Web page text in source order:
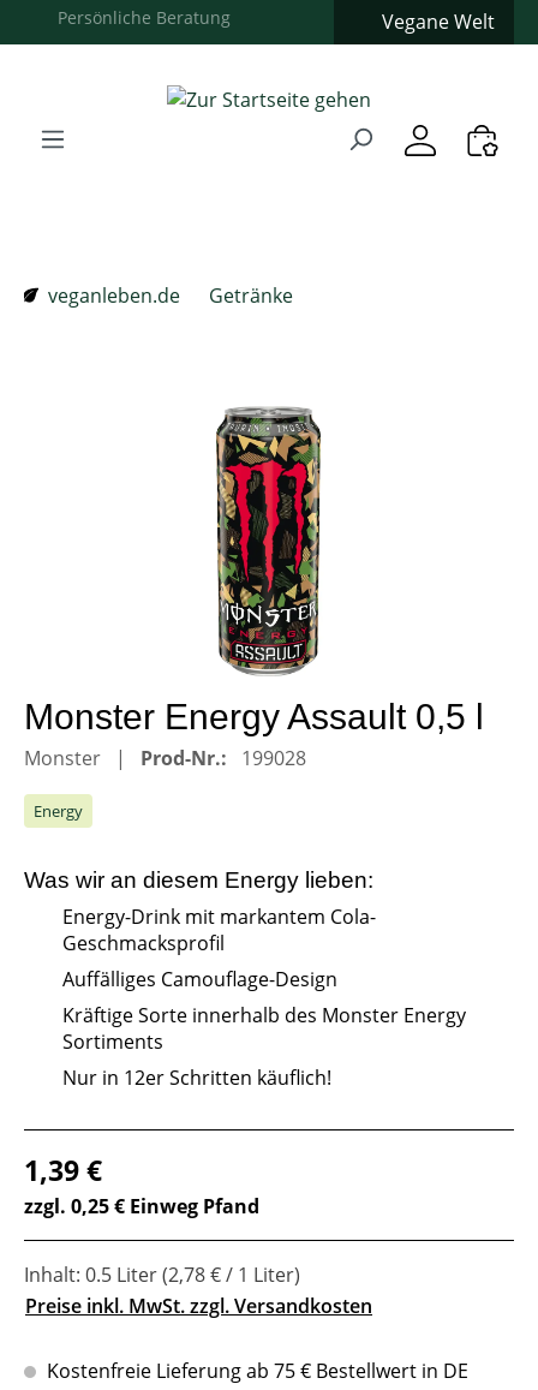
Zum Hauptinhalt springen
Zur Hauptnavigation springen
Vegane Welt
veganleben.de
Getränke
Bildergalerie überspringen
Monster Energy Assault 0,5 l
Monster Prod-Nr.: 199028
Energy
Was wir an diesem Energy lieben:
Energy-Drink mit markantem Cola-
Geschmacksprofil
Auffälliges Camouflage-Design
Kräftige Sorte innerhalb des Monster Energy
Sortiments
Nur in 12er Schritten käuflich!
Regulärer Preis:
1,39 €
zzgl. 0,25 € Einweg Pfand
Inhalt: 0.5 Liter(2,78 € / 1 Liter)
Preise inkl. MwSt. zzgl. Versandkosten
Kostenfreie Lieferung ab 75 € Bestellwert in DE